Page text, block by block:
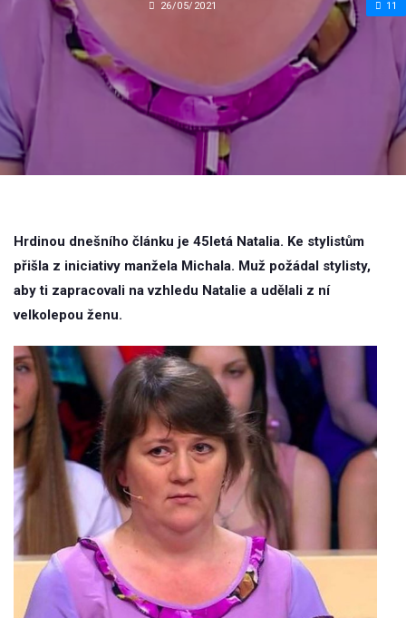
26/05/2021 11
Hrdinou dnešního článku je 45letá Natalia. Ke stylistům
přišla z iniciativy manžela Michala. Muž požádal stylisty,
aby ti zapracovali na vzhledu Natalie a udělali z ní
velkolepou ženu.